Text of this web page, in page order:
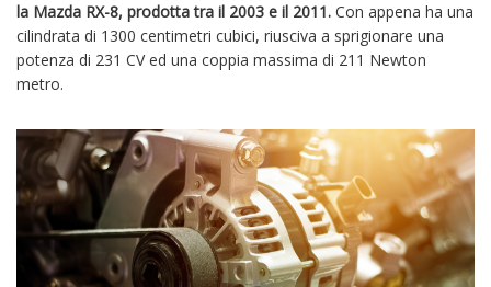
la Mazda RX-8, prodotta tra il 2003 e il 2011. Con appena ha una
cilindrata di 1300 centimetri cubici, riusciva a sprigionare una
potenza di 231 CV ed una coppia massima di 211 Newton
metro.